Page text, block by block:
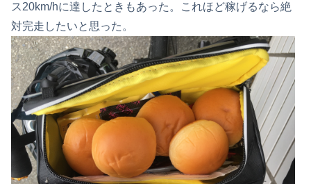
ス20km/hに達したときもあった。これほど稼げるなら絶
対完走したいと思った。